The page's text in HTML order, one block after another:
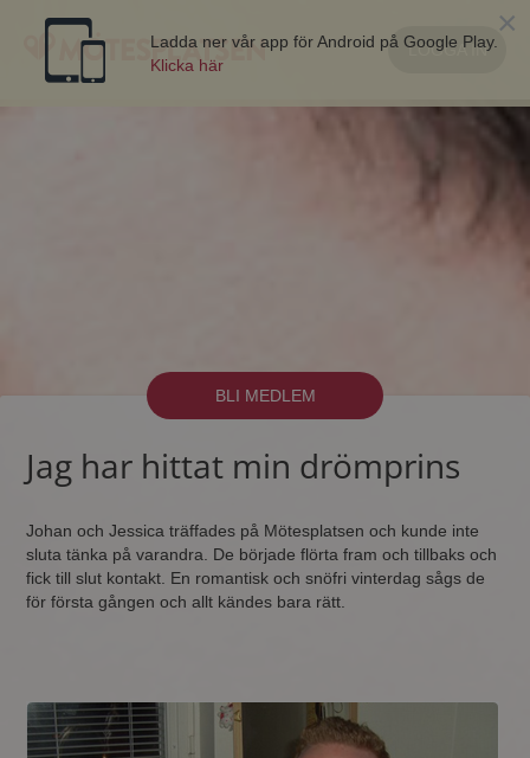
LOGGA IN
BLI MEDLEM
×
Ladda ner vår app för Android på Google Play.
Klicka här
Jag har hittat min drömprins
Johan och Jessica träffades på Mötesplatsen och kunde inte
sluta tänka på varandra. De började flörta fram och tillbaks och
fick till slut kontakt. En romantisk och snöfri vinterdag sågs de
för första gången och allt kändes bara rätt.